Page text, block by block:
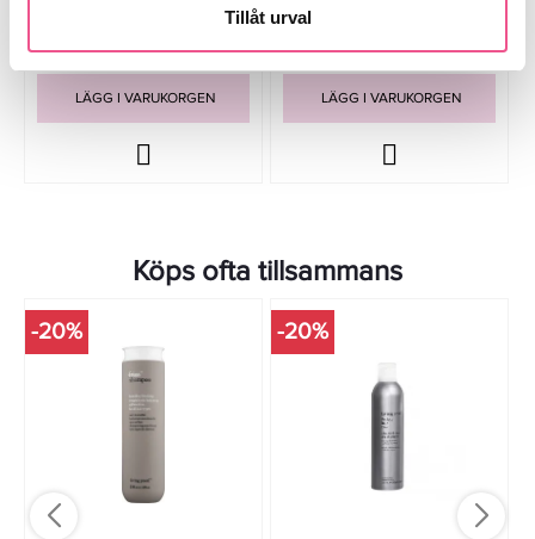
Tillåt urval
LÄGG I VARUKORGEN
Rek. pris 758 kr
LÄGG I VARUKORGEN
Köps ofta tillsammans
-20% -20%